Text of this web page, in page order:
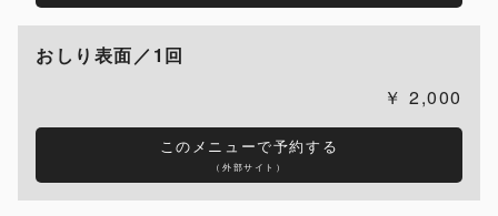
おしり表面／1回
2,000
このメニューで予約する
（外部サイト）